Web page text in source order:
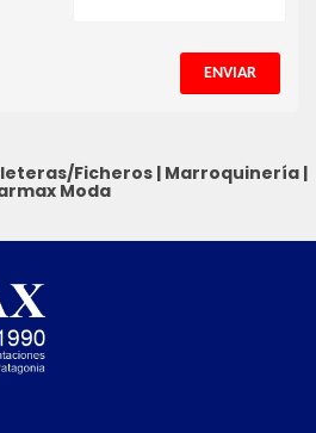
ENVIAR
Ficheros | Marroquinería |
Moda